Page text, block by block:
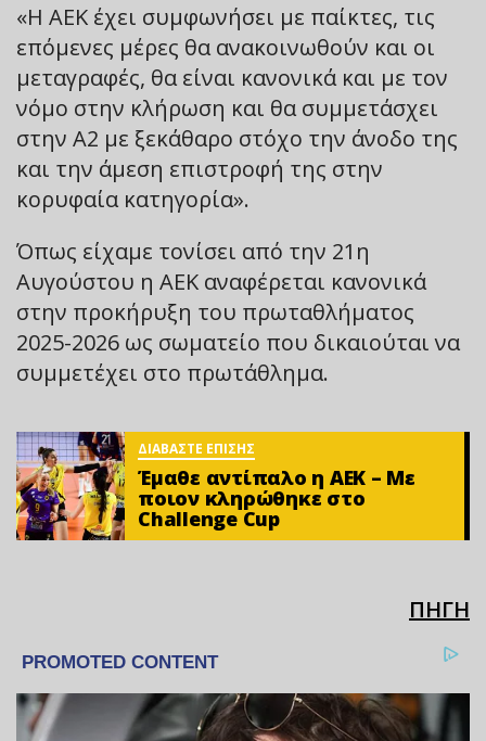
«Η ΑΕΚ έχει συμφωνήσει με παίκτες, τις
επόμενες μέρες θα ανακοινωθούν και οι
μεταγραφές, θα είναι κανονικά και με τον
νόμο στην κλήρωση και θα συμμετάσχει
στην Α2 με ξεκάθαρο στόχο την άνοδο της
και την άμεση επιστροφή της στην
κορυφαία κατηγορία».
Όπως είχαμε τονίσει από την 21η
Αυγούστου η ΑΕΚ αναφέρεται κανονικά
στην προκήρυξη του πρωταθλήματος
2025-2026 ως σωματείο που δικαιούται να
συμμετέχει στο πρωτάθλημα.
ΔΙΑΒΑΣΤΕ ΕΠΙΣΗΣ
Έμαθε αντίπαλο η ΑΕΚ – Με
ποιον κληρώθηκε στο
Challenge Cup
ΠΗΓΗ